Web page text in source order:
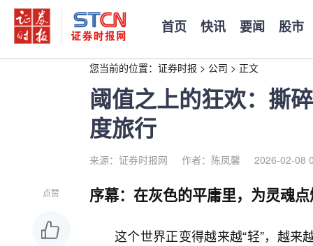
首页 快讯 要闻 股市
您当前的位置： 证券时报 > 公司 > 正文
阈值之上的狂欢：撕
度旅行
来源：证券时报网 作者：陈凤馨 2026-02-08
点赞 序幕：在灰色的平庸里，为灵魂
这个世界正变得越来越“轻”，越